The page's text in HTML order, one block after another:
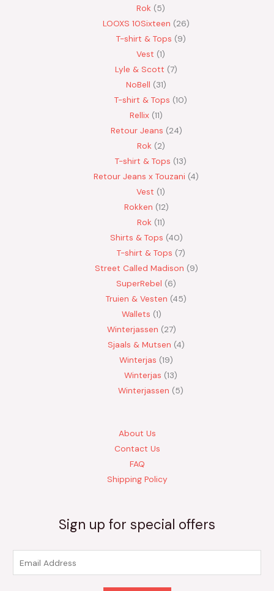
Rok 5
LOOXS 10Sixteen
26
T-shirt & Tops 9
Vest 1
Lyle & Scott 7
NoBell
31
T-shirt & Tops 10
Rellix 11
Retour Jeans 24
Rok 2
T-shirt & Tops 13
Retour Jeans x Touzani 4
Vest 1
Rokken 12
Rok 11
Shirts & Tops 40
T-shirt & Tops 7
Street Called Madison 9
SuperRebel
6
Truien & Vesten 45
Wallets 1
Winterjassen
27
Sjaals & Mutsen 4
Winterjas 19
Winterjas 13
Winterjassen
5
About Us
Contact Us
FAQ
Shipping Policy
Sign up for special offers
m